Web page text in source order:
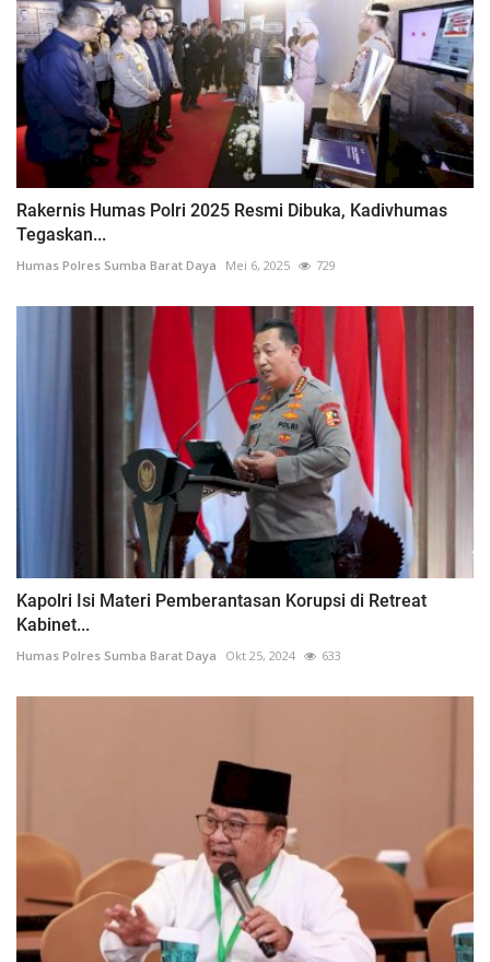
Rakernis Humas Polri 2025 Resmi Dibuka, Kadivhumas
Tegaskan...
Humas Polres Sumba Barat Daya Mei 6, 2025 729
Kapolri Isi Materi Pemberantasan Korupsi di Retreat
Kabinet...
Humas Polres Sumba Barat Daya Okt 25, 2024 633